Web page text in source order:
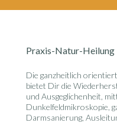
Praxis-Natur-Heilung
Die ganzheitlich
bietet Dir die
und Ausgeglichenheit,
Dunkelfeldmikroskopie,
Darmsanierung,